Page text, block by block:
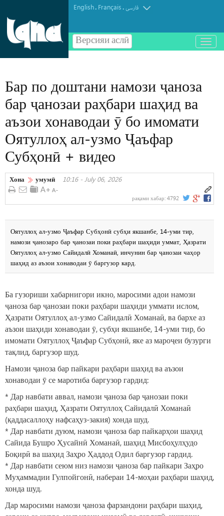
English. Français.فارسی
Версияи аслӣ
باز
و
Бар по доштани намози ҷаноза
бар ҷанозаи раҳбари шаҳид ва
аъзои хонаводаи ӯ бо имомати
Оятуллоҳ ал-узмо Ҷаъфар
Субҳонӣ + видео
Хона умумӣ 10:16 - July 06, 2026
рақами хабар: 4792
Оятуллоҳ ал-узмо Ҷаъфар Субҳонӣ субҳи якшанбе, 14-уми тир,
намози ҷанозаро бар ҷанозаи поки раҳбари шаҳиди уммат, Ҳазрати
Оятуллоҳ ал-узмо Сайидалӣ Хоманаӣ, инчунин бар ҷанозаи чаҳор
шаҳид аз аъзои хонаводаи ӯ баргузор кард.
Ба гузориши хабарнигори икно, маросими адои намози
ҷаноза бар ҷанозаи поки раҳбари шаҳиди уммати ислом,
Ҳазрати Оятуллоҳ ал-узмо Сайидалӣ Хоманаӣ, ва бархе аз
аъзои шаҳиди хонаводаи ӯ, субҳи якшанбе, 14-уми тир, бо
имомати Оятуллоҳ Ҷаъфар Субҳонӣ, яке аз мароҷеи бузурги
тақлид, баргузор шуд.
Намози ҷаноза бар пайкари раҳбари шаҳид ва аъзои
хонаводаи ӯ се маротиба баргузор гардид:
* Дар навбати аввал, намози ҷаноза бар ҷанозаи поки
раҳбари шаҳид, Ҳазрати Оятуллоҳ Сайидалӣ Хоманаӣ
(қаддасаллоҳу нафсаҳуз-закия) хонда шуд.
* Дар навбати дуюм, намози ҷаноза бар пайкарҳои шаҳид
Сайида Бушро Ҳусайнӣ Хоманаӣ, шаҳид Мисбоҳулҳудо
Боқирӣ ва шаҳид Заҳро Ҳаддод Одил баргузор гардид.
* Дар навбати сеюм низ намози ҷаноза бар пайкари Заҳро
Муҳаммадии Гулпойгонӣ, набераи 14-моҳаи раҳбари шаҳид,
хонда шуд.
Дар маросими намози ҷаноза фарзандони раҳбари шаҳид,